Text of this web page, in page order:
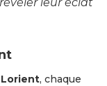
Lorient, chaque